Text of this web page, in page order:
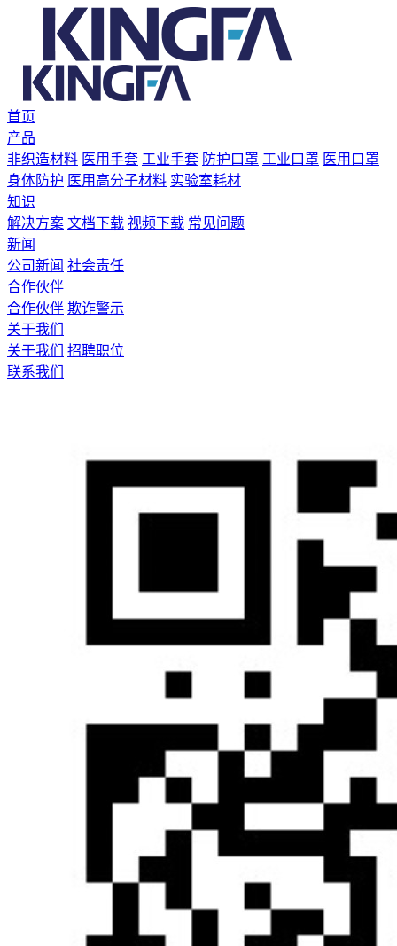
首页
产品
非织造材料 医用手套 工业手套 防护口罩 工业口罩 医用口罩
身体防护 医用高分子材料 实验室耗材
知识
解决方案 文档下载 视频下载 常见问题
新闻
公司新闻 社会责任
合作伙伴
合作伙伴 欺诈警示
关于我们
关于我们
招聘职位
联系我们